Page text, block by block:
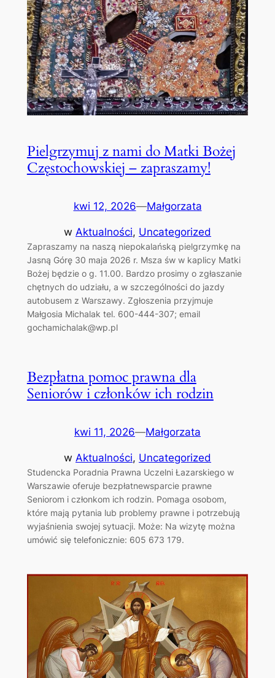
Pielgrzymuj z nami do Matki Bożej
Częstochowskiej – zapraszamy!
kwi 12, 2026—Małgorzata
w Aktualności, Uncategorized
Zapraszamy na naszą niepokalańską pielgrzymkę na
Jasną Górę 30 maja 2026 r. Msza św w kaplicy Matki
Bożej będzie o g. 11.00. Bardzo prosimy o zgłaszanie
chętnych do udziału, a w szczególności do jazdy
autobusem z Warszawy. Zgłoszenia przyjmuje
Małgosia Michalak tel. 600-444-307; email
gochamichalak@wp.pl
Bezpłatna pomoc prawna dla
Seniorów i członków ich rodzin
kwi 11, 2026—Małgorzata
w Aktualności, Uncategorized
Studencka Poradnia Prawna Uczelni Łazarskiego w
Warszawie oferuje bezpłatnewsparcie prawne
Seniorom i członkom ich rodzin. Pomaga osobom,
które mają pytania lub problemy prawne i potrzebują
wyjaśnienia swojej sytuacji. Może: Na wizytę można
umówić się telefonicznie: 605 673 179.